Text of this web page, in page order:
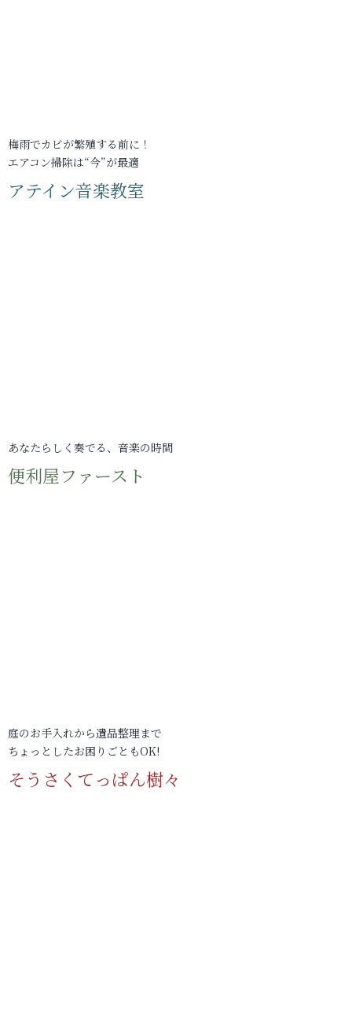
梅雨でカビが繁殖する前に！
エアコン掃除は“今”が最適
アテイン音楽教室
あなたらしく奏でる、音楽の時間
便利屋ファースト
庭のお手入れから遺品整理まで
ちょっとしたお困りごともOK!
そうさくてっぱん樹々